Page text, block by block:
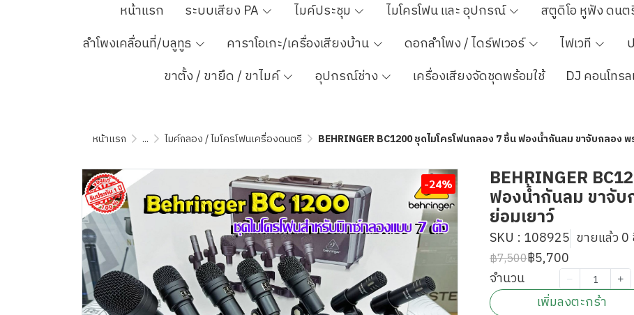
หน้าแรก ระบบเสียง PA ไมค์ประชุม ไมโครโฟน และ อุปกรณ์ สตูดิโอ หูฟัง ดนต
ลำโพงเคลื่อนที่/บลูทูธ
คาราโอเกะ/เครื่องเสียงบ้าน ดอกลำโพง / ไดร์ฟเวอร์ ไฟเวที
ขาตั้ง / ขายึด / ขาไมค์
อุปกรณ์ช่าง เครื่องเสียงจัดชุดพร้อมใช้ DJ คอนโทร
หน้าแรก ... ไมค์กลอง / ไมโครโฟนเครื่องดนตรี BEHRINGER BC1200 ชุดไมโครโฟนกลอง 7 ชิ้น ฟองน้ำกันลม ขาจับกลอง
-24% BEHRINGER
ฟองน้ำกันลม ขาจับ
ย่อมเยาว์
SKU : 108925 ขายแล้ว 0
฿7,500฿5,700
จำนวน
เพิ่มลงตะกร้า